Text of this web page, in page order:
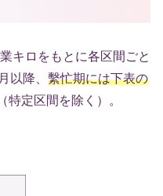
キロをもとに各区間ごと
以降、 繫忙期には下表の
（特定区間を除く）。